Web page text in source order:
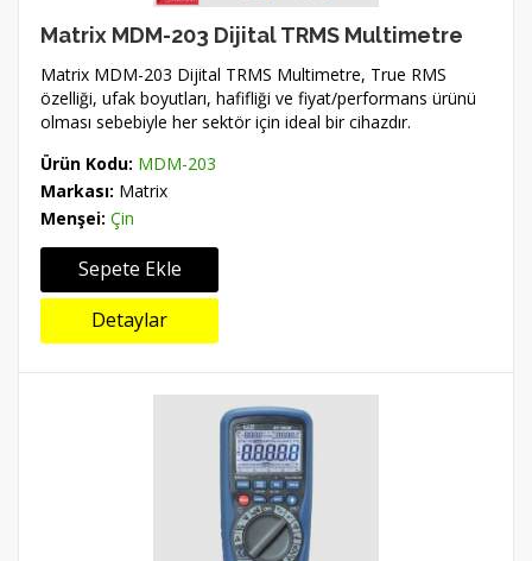
Matrix MDM-203 Dijital TRMS Multimetre
Matrix MDM-203 Dijital TRMS Multimetre, True RMS
özelliği, ufak boyutları, hafifliği ve fiyat/performans ürünü
olması sebebiyle her sektör için ideal bir cihazdır.
Ürün Kodu: MDM-203
Markası: Matrix
Menşei: Çin
Sepete Ekle
Detaylar